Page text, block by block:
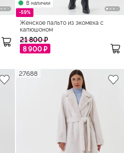
В наличии
-59%
Женское пальто из экомеха с
капюшоном
21 800 ₽
8 900 ₽
27688